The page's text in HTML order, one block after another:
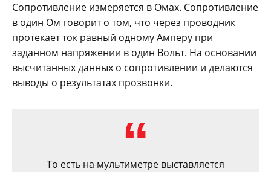
Сопротивление измеряется в Омах. Сопротивление
в один Ом говорит о том, что через проводник
протекает ток равный одному Амперу при
заданном напряжении в один Вольт. На основании
высчитанных данных о сопротивлении и делаются
выводы о результатах прозвонки.
То есть на мультиметре выставляется